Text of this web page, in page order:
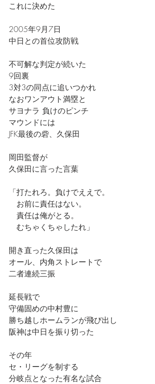
これに決めた
2005年9月7日
中日との首位攻防戦
不可解な判定が続いた
9回裏
3対3の同点に追いつかれ
なおワンアウト満塁と
サヨナラ 負けのピンチ
マウンドには
JFK最後の砦、久保田
岡田監督が
久保田に言った言葉
「打たれろ。負けでええで。
お前に責任はない。
責任は俺がとる。
むちゃくちゃしたれ」
開き直った久保田は
オール、内角ストレートで
二者連続三振
延長戦で
守備固めの中村豊に
勝ち越しホームランが飛び出し
阪神は中日を振り切った
その年
セ・リーグを制する
分岐点となった有名な試合